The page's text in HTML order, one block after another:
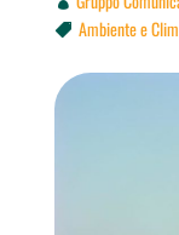
 Ambiente e